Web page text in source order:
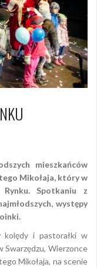
mieszkańców
Mikołaja, który w
Spotkaniu z
występy
kolędy i pastorałki w
Swarzędzu, Wierzonce
Mikołaja, na scenie